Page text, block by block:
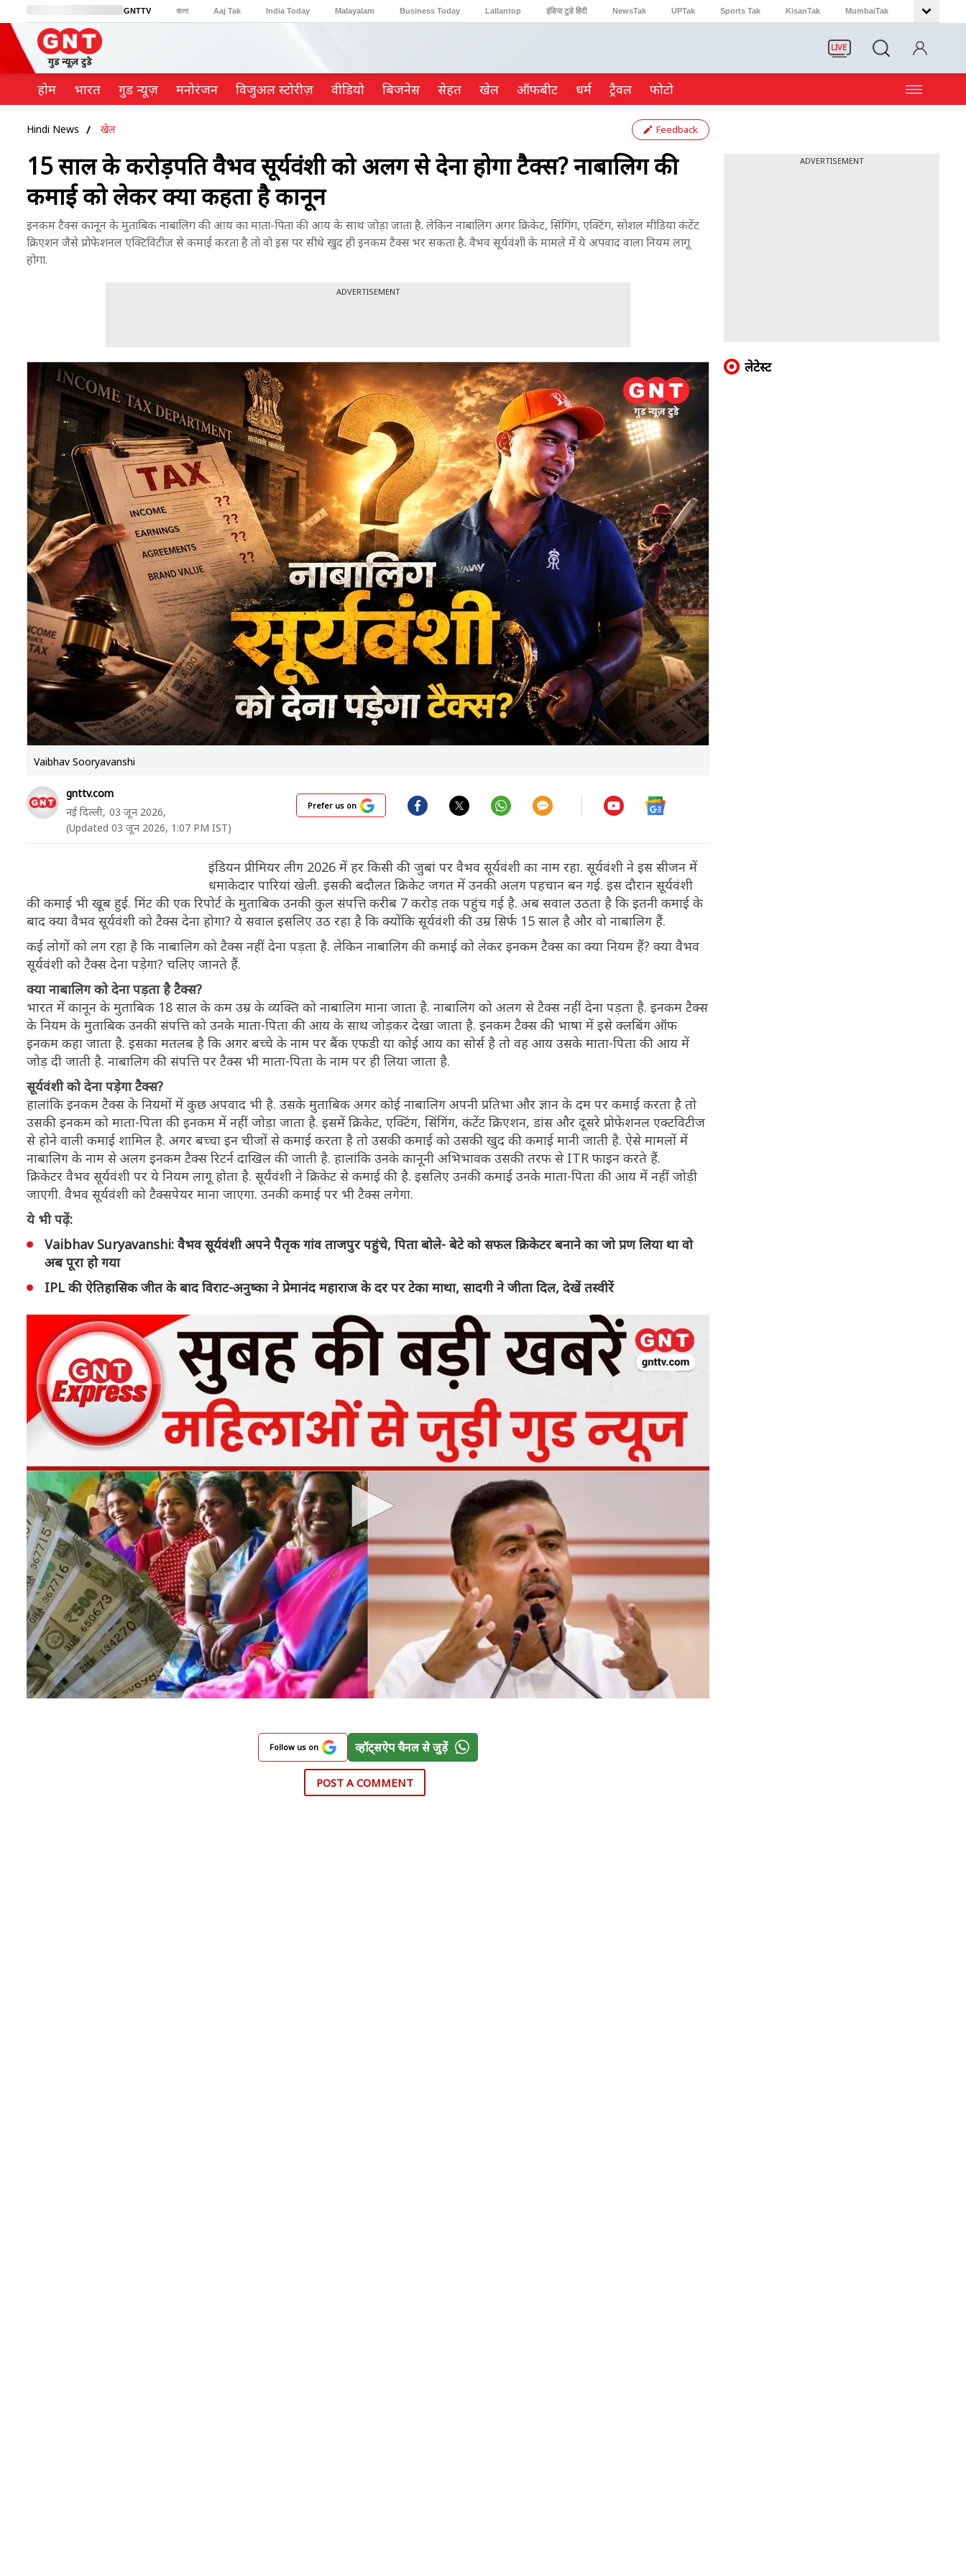
GNTTV বাংলা Aaj Tak India Today Malayalam Business Today Lallantop इंडिया टुडे हिंदी NewsTak UPTak Sports Tak KisanTak MumbaiTak
BT Bazaar Cosmopolitan
LIVE
होम भारत गुड न्यूज़ मनोरंजन विजुअल स्टोरीज़ वीडियो ब‍िजनेस सेहत खेल ऑफबीट धर्म ट्रैवल फोटो
Hindi News खेल Feedback
15 साल के करोड़पति वैभव सूर्यवंशी को अलग से देना होगा टैक्स? नाबालिग की
कमाई को लेकर क्या कहता है कानून
इनकम टैक्स कानून के मुताबिक नाबालिग की आय का माता-पिता की आय के साथ जोड़ा जाता है. लेकिन नाबालिग अगर क्रिकेट, सिंगिंग, एक्टिंग, सोशल मीडिया कंटेंट
क्रिएशन जैसे प्रोफेशनल एक्टिविटीज से कमाई करता है तो वो इस पर सीधे खुद ही इनकम टैक्स भर सकता है. वैभव सूर्यवंशी के मामले में ये अपवाद वाला नियम लागू
होगा.
ADVERTISEMENT
Vaibhav Sooryavanshi
gnttv.com
नई दिल्ली, 03 जून 2026,
(Updated 03 जून 2026, 1:07 PM IST)
Prefer us on
इंडियन प्रीमियर लीग 2026 में हर किसी की जुबां पर वैभव सूर्यवंशी का नाम रहा. सूर्यवंशी ने इस सीजन में
धमाकेदार पारियां खेली. इसकी बदौलत क्रिकेट जगत में उनकी अलग पहचान बन गई. इस दौरान सूर्यवंशी
की कमाई भी खूब हुई. मिंट की एक रिपोर्ट के मुताबिक उनकी कुल संपत्ति करीब 7 करोड़ तक पहुंच गई है. अब सवाल उठता है कि इतनी कमाई के
बाद क्या वैभव सूर्यवंशी को टैक्स देना होगा? ये सवाल इसलिए उठ रहा है कि क्योंकि सूर्यवंशी की उम्र सिर्फ 15 साल है और वो नाबालिग हैं.
कई लोगों को लग रहा है कि नाबालिग को टैक्स नहीं देना पड़ता है. लेकिन नाबालिग की कमाई को लेकर इनकम टैक्स का क्या नियम हैं? क्या वैभव
सूर्यवंशी को टैक्स देना पड़ेगा? चलिए जानते हैं.
क्या नाबालिग को देना पड़ता है टैक्स?
भारत में कानून के मुताबिक 18 साल के कम उम्र के व्यक्ति को नाबालिग माना जाता है. नाबालिग को अलग से टैक्स नहीं देना पड़ता है. इनकम टैक्स
के नियम के मुताबिक उनकी संपत्ति को उनके माता-पिता की आय के साथ जोड़कर देखा जाता है. इनकम टैक्स की भाषा में इसे क्लबिंग ऑफ
इनकम कहा जाता है. इसका मतलब है कि अगर बच्चे के नाम पर बैंक एफडी या कोई आय का सोर्स है तो वह आय उसके माता-पिता की आय में
जोड़ दी जाती है. नाबालिग की संपत्ति पर टैक्स भी माता-पिता के नाम पर ही लिया जाता है.
सूर्यवंशी को देना पड़ेगा टैक्स?
हालांकि इनकम टैक्स के नियमों में कुछ अपवाद भी है. उसके मुताबिक अगर कोई नाबालिग अपनी प्रतिभा और ज्ञान के दम पर कमाई करता है तो
उसकी इनकम को माता-पिता की इनकम में नहीं जोड़ा जाता है. इसमें क्रिकेट, एक्टिंग, सिंगिंग, कंटेंट क्रिएशन, डांस और दूसरे प्रोफेशनल एक्टविटीज
से होने वाली कमाई शामिल है. अगर बच्चा इन चीजों से कमाई करता है तो उसकी कमाई को उसकी खुद की कमाई मानी जाती है. ऐसे मामलों में
नाबालिग के नाम से अलग इनकम टैक्स रिटर्न दाखिल की जाती है. हालांकि उनके कानूनी अभिभावक उसकी तरफ से ITR फाइन करते हैं.
क्रिकेटर वैभव सूर्यवंशी पर ये नियम लागू होता है. सूर्यंवंशी ने क्रिकेट से कमाई की है. इसलिए उनकी कमाई उनके माता-पिता की आय में नहीं जोड़ी
जाएगी. वैभव सूर्यवंशी को टैक्सपेयर माना जाएगा. उनकी कमाई पर भी टैक्स लगेगा.
ये भी पढ़ें:
Vaibhav Suryavanshi: वैभव सूर्यवंशी अपने पैतृक गांव ताजपुर पहुंचे, पिता बोले- बेटे को सफल क्रिकेटर बनाने का जो प्रण लिया था वो
अब पूरा हो गया
IPL की ऐतिहासिक जीत के बाद विराट-अनुष्का ने प्रेमानंद महाराज के दर पर टेका माथा, सादगी ने जीता दिल, देखें तस्वीरें
Follow us on व्हॉट्सऐप चैनल से जुड़ें
POST A COMMENT
ADVERTISEMENT
लेटेस्ट